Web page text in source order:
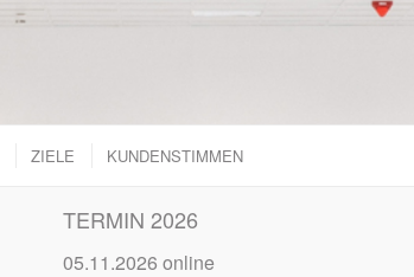
ZIELE KUNDENSTIMMEN
TERMIN 2026
05.11.2026 online